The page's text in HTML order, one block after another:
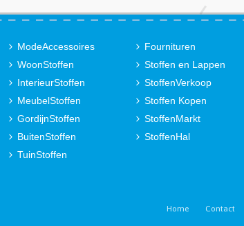
ModeAccessoires
WoonStoffen
InterieurStoffen
MeubelStoffen
GordijnStoffen
BuitenStoffen
TuinStoffen
Fournituren
Stoffen en Lappen
StoffenVerkoop
Stoffen Kopen
StoffenMarkt
StoffenHal
Home Contact